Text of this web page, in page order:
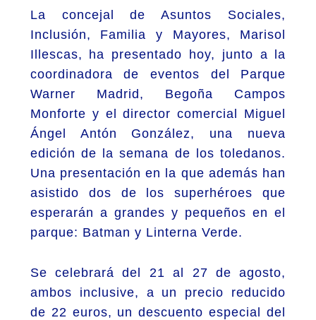
La concejal de Asuntos Sociales,
Inclusión, Familia y Mayores, Marisol
Illescas, ha presentado hoy, junto a la
coordinadora de eventos del Parque
Warner Madrid, Begoña Campos
Monforte y el director comercial Miguel
Ángel Antón González, una nueva
edición de la semana de los toledanos.
Una presentación en la que además han
asistido dos de los superhéroes que
esperarán a grandes y pequeños en el
parque: Batman y Linterna Verde.
Se celebrará del 21 al 27 de agosto,
ambos inclusive, a un precio reducido
de 22 euros, un descuento especial del